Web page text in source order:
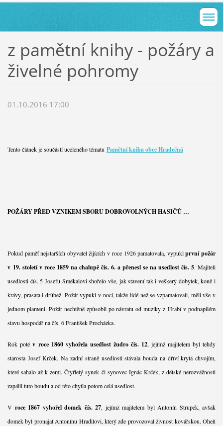
z pamětní knihy - požáry a
živelné pohromy
01.10.2016 17:00
Tento článek je součástí uceleného tématu Pamětní kniha obce Hradečná
POŽÁRY PŘED VZNIKEM SBORU DOBROVOLNÝCH HASIČŮ …
Pokud paměť nejstarších obyvatel žijících v roce 1926 pamatovala, vypuklprvní požár
v 19. století v roce 1859 na chalupě čís. 6. a přenesl se na usedlost čís. 5. Majiteli
usedlosti čís. 5 Josefu Smékalovi shořelo vše, jak stavení tak i veškerý dobytek, koně i
krávy, prasata i drůbež. Požár vypukl v noci, takže lidé než se vzpamatovali, měli vše v
jednom plameni. Požár nechtěně způsobil po návratu od muziky z Hrabí v podnapilém
stavu hospodář na čís. 6 František Procházka.
Rok poté v roce 1860 vyhořela usedlost žudro čís. 12, jejímž majitelem byl tehdy
starosta Josef Krček. Na zadní straně usedlosti stávala bouda na dříví krytá chvojím,
které sahalo až k zemi. Čtyřletý synek či synovec Ignác Krček, z dětské nerozvážnosti
zapálil tuto boudu a od této chytla potom celá usedlost.
V roce 1867 vyhořel domek čís. 27, jejímž majitelem byl Antonín Strupek, avšak
domek byl pronajat Antonínu Hradilovi, který zde provozoval živnost kovářskou. Oheň